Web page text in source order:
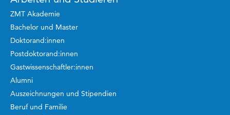
ZMT Akademie
Bachelor und Master
Doktorand:innen
Postdoktorand:innen
Gastwissenschaftler:innen
Alumni
Auszeichnungen und Stipendien
Beruf und Familie